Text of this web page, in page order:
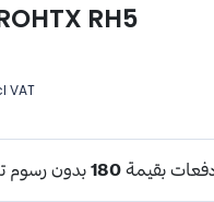
RH5
VAT: